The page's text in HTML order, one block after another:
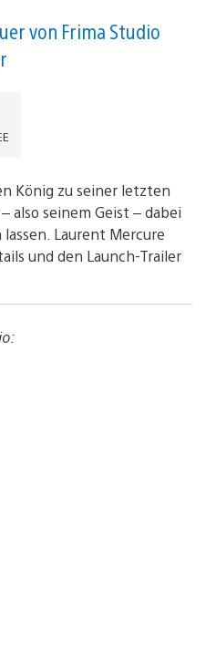
von Frima Studio
König zu seiner letzten
also seinem Geist – dabei
Laurent Mercure
und den Launch-Trailer